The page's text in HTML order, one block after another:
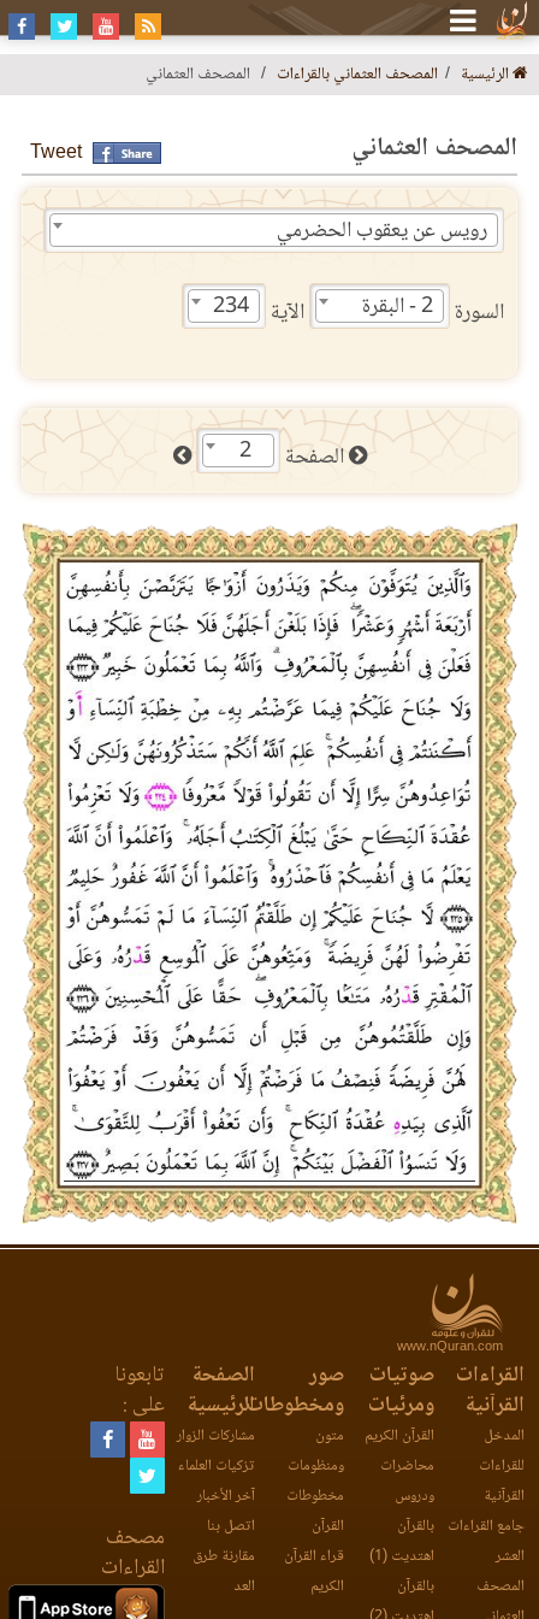
الرئيسية المصحف العثماني بالقراءات المصحف العثماني
المصحف العثماني Tweet
رويس عن يعقوب الحضرمي
السورة 2 - البقرة الآية 234
الصفحة 2
www.nQuran.com
القراءات
القرآنية
المدخل
للقراءات
القرآنية
جامع القراءات
العشر
المصحف
صوتيات
ومرئيات
القرآن الكريم
محاضرات
ودروس
بالقرآن
اهتديت (1)
بالقرآن
صور
ومخطوطات
متون
ومنظومات
مخطوطات
القرآن
قراء القرآن
الكريم
الصفحة
الرئيسية
مشاركات الزوار
تزكيات العلماء
آخر الأخبار
اتصل بنا
مقارنة طرق
العد
تابعونا
على :
مصحف
القراءات